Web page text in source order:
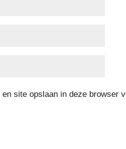
site opslaan in deze browser